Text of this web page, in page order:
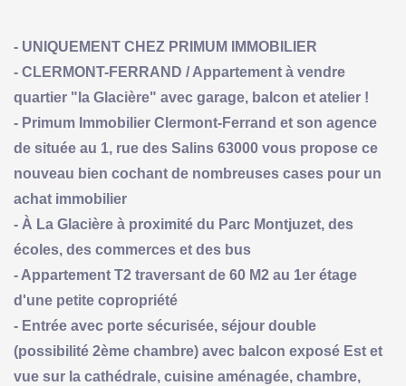
- UNIQUEMENT CHEZ PRIMUM IMMOBILIER
- CLERMONT-FERRAND / Appartement à vendre
quartier "la Glacière" avec garage, balcon et atelier !
- Primum Immobilier Clermont-Ferrand et son agence
de située au 1, rue des Salins 63000 vous propose ce
nouveau bien cochant de nombreuses cases pour un
achat immobilier
- À La Glacière à proximité du Parc Montjuzet, des
écoles, des commerces et des bus
- Appartement T2 traversant de 60 M2 au 1er étage
d'une petite copropriété
- Entrée avec porte sécurisée, séjour double
(possibilité 2ème chambre) avec balcon exposé Est et
vue sur la cathédrale, cuisine aménagée, chambre,